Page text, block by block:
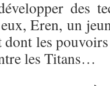
des
Eren, un
dont les
les Titans…